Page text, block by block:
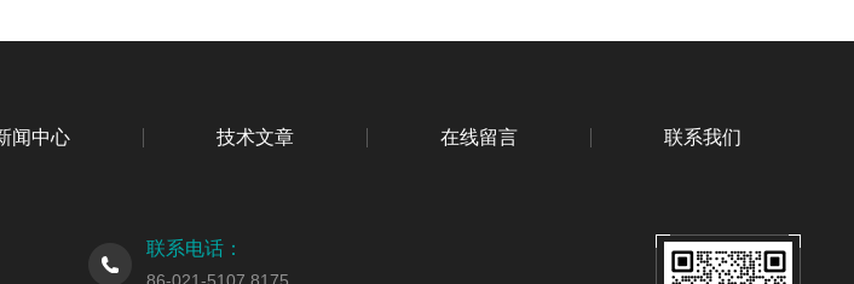
闻中心 技术文章 在线留言 联系我们
联系电话：